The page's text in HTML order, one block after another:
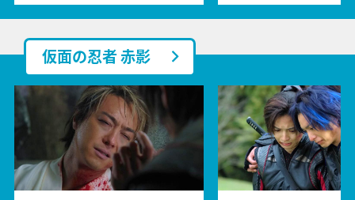
仮面の忍者 赤影